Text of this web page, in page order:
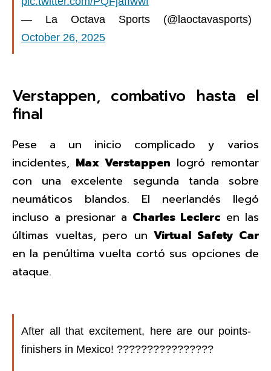
— La Octava Sports (@laoctavasports)
October 26, 2025
Verstappen, combativo hasta el
final
Pese a un inicio complicado y varios
incidentes, Max Verstappen logró remontar
con una excelente segunda tanda sobre
neumáticos blandos. El neerlandés llegó
incluso a presionar a Charles Leclerc en las
últimas vueltas, pero un Virtual Safety Car
en la penúltima vuelta cortó sus opciones de
ataque.
After all that excitement, here are our points-
finishers in Mexico! ????‍????????????